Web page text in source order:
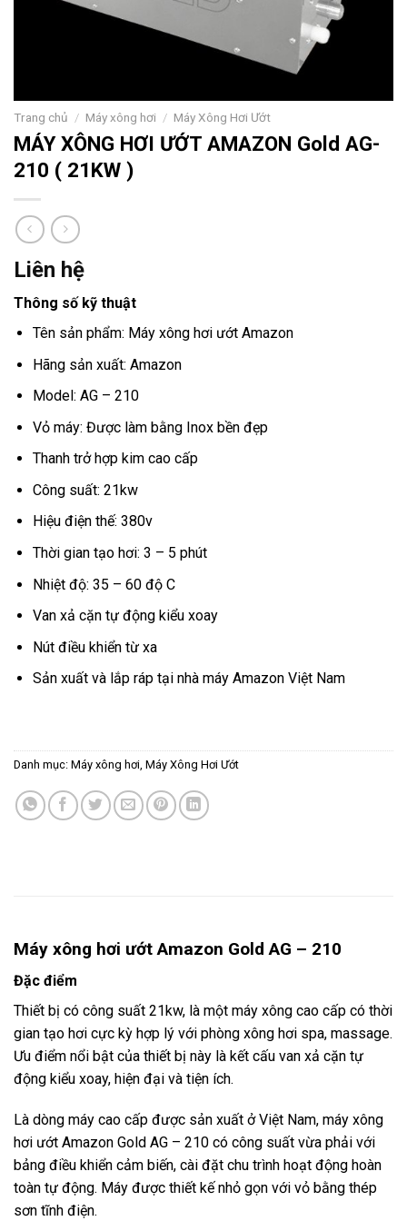
Trang chủ / Máy xông hơi / Máy Xông Hơi Ướt
MÁY XÔNG HƠI ƯỚT AMAZON Gold AG-
210 ( 21KW )
Liên hệ
Thông số kỹ thuật
Tên sản phẩm: Máy xông hơi ướt Amazon
Hãng sản xuất: Amazon
Model: AG – 210
Vỏ máy: Được làm bằng Inox bền đẹp
Thanh trở hợp kim cao cấp
Công suất: 21kw
Hiệu điện thế: 380v
Thời gian tạo hơi: 3 – 5 phút
Nhiệt độ: 35 – 60 độ C
Van xả cặn tự động kiểu xoay
Nút điều khiển từ xa
Sản xuất và lắp ráp tại nhà máy Amazon Việt Nam
Danh mục: Máy xông hơi, Máy Xông Hơi Ướt
Máy xông hơi ướt Amazon Gold AG – 210
Đặc điểm
Thiết bị có công suất 21kw, là một máy xông cao cấp có thời
gian tạo hơi cực kỳ hợp lý với phòng xông hơi spa, massage.
Ưu điểm nổi bật của thiết bị này là kết cấu van xả cặn tự
động kiểu xoay, hiện đại và tiện ích.
Là dòng máy cao cấp được sản xuất ở Việt Nam, máy xông
hơi ướt Amazon Gold AG – 210 có công suất vừa phải với
bảng điều khiển cảm biến, cài đặt chu trình hoạt động hoàn
toàn tự động. Máy được thiết kế nhỏ gọn với vỏ bằng thép
sơn tĩnh điện.